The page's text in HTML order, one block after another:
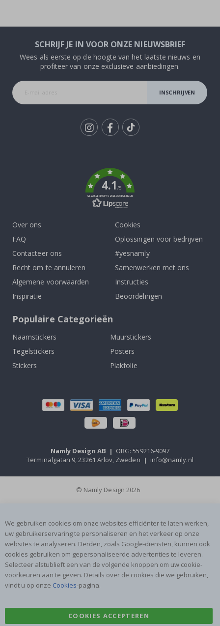
SCHRIJF JE IN VOOR ONZE NIEUWSBRIEF
Wees als eerste op de hoogte van het laatste nieuws en
profiteer van onze exclusieve aanbiedingen.
INSCHRIJVEN
4.1/5
GEBASEERD OP 1029 BEOORDELINGEN
Over ons
FAQ
Contacteer ons
Recht om te annuleren
Algemene voorwaarden
Inspiratie
Cookies
Oplossingen voor bedrijven
#yesnamly
Samenwerken met ons
Instructies
Beoordelingen
Populaire Categorieën
Naamstickers
Muurstickers
Tegelstickers
Posters
Stickers
Plakfolie
Namly Design AB | ORG: 559216-9097
Terminalgatan 9, 23261 Arlöv, Zweden | info@namly.nl
© Namly Design 2026
We gebruiken cookies om onze websites efficiënter te laten werken,
uw gebruikerservaring te personaliseren en het verkeer op onze
websites te analyseren. Derden, zoals Google-diensten, kunnen ook
cookies gebruiken om gepersonaliseerde advertenties te leveren.
Selecteer alstublieft een van de volgende knoppen om uw cookie-
voorkeuren aan te geven. Details over de cookies die we gebruiken,
vindt u op onze Cookies-pagina.
COOKIES ACCEPTEREN